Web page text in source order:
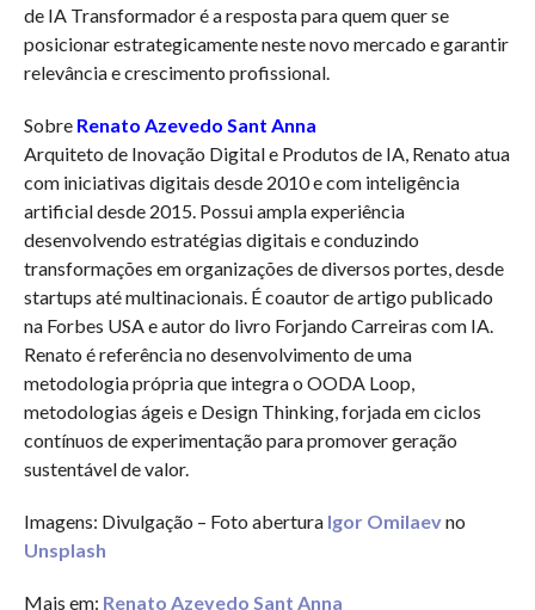
de IA Transformador é a resposta para quem quer se
posicionar estrategicamente neste novo mercado e garantir
relevância e crescimento profissional.
Sobre Renato Azevedo Sant Anna
Arquiteto de Inovação Digital e Produtos de IA, Renato atua
com iniciativas digitais desde 2010 e com inteligência
artificial desde 2015. Possui ampla experiência
desenvolvendo estratégias digitais e conduzindo
transformações em organizações de diversos portes, desde
startups até multinacionais. É coautor de artigo publicado
na Forbes USA e autor do livro Forjando Carreiras com IA.
Renato é referência no desenvolvimento de uma
metodologia própria que integra o OODA Loop,
metodologias ágeis e Design Thinking, forjada em ciclos
contínuos de experimentação para promover geração
sustentável de valor.
Imagens: Divulgação – Foto abertura Igor Omilaevno
Unsplash
Mais em: Renato Azevedo Sant Anna